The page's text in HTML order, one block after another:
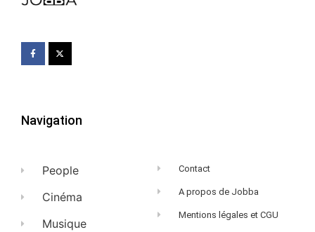
Navigation
People
Cinéma
Musique
Contact
A propos de Jobba
Mentions légales et CGU